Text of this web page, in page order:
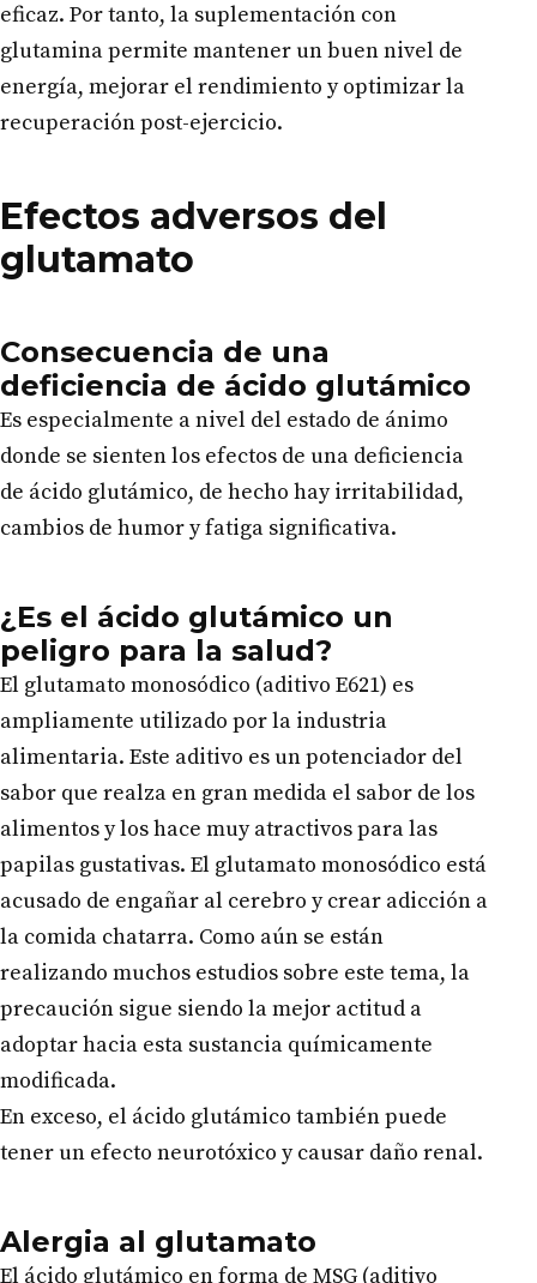
eficaz. Por tanto, la suplementación con
glutamina permite mantener un buen nivel de
energía, mejorar el rendimiento y optimizar la
recuperación post-ejercicio.
Efectos adversos del
glutamato
Consecuencia de una
deficiencia de ácido glutámico
Es especialmente a nivel del estado de ánimo
donde se sienten los efectos de una deficiencia
de ácido glutámico, de hecho hay irritabilidad,
cambios de humor y fatiga significativa.
¿Es el ácido glutámico un
peligro para la salud?
El glutamato monosódico (aditivo E621) es
ampliamente utilizado por la industria
alimentaria. Este aditivo es un potenciador del
sabor que realza en gran medida el sabor de los
alimentos y los hace muy atractivos para las
papilas gustativas. El glutamato monosódico está
acusado de engañar al cerebro y crear adicción a
la comida chatarra. Como aún se están
realizando muchos estudios sobre este tema, la
precaución sigue siendo la mejor actitud a
adoptar hacia esta sustancia químicamente
modificada.
En exceso, el ácido glutámico también puede
tener un efecto neurotóxico y causar daño renal.
Alergia al glutamato
El ácido glutámico en forma de MSG (aditivo